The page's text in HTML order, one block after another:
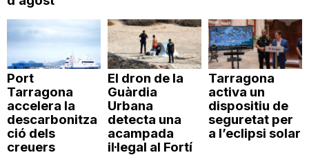
Port
Tarragona
accelera la
descarbonitza
ció dels
creuers
El dron de la
Guàrdia
Urbana
detecta una
acampada
il·legal al Fortí
Tarragona
activa un
dispositiu de
seguretat per
a l’eclipsi solar